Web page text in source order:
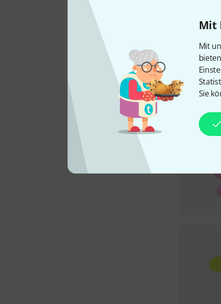
Mit
Mit
Sie